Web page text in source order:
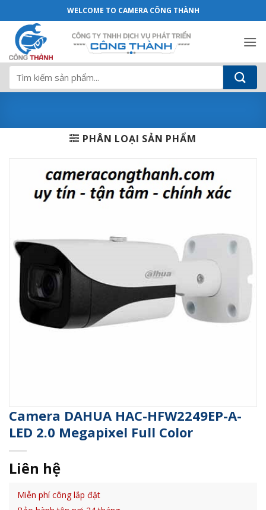
qua
dung
Camera DAHUA HAC-HFW2249EP-A-
WELCOME TO CAMERA CÔNG THÀNH
Tìm
kiếm:
PHÂN LOẠI SẢN PHẨM
Camera DAHUA HAC-HFW2249EP-A-
LED 2.0 Megapixel Full Color
Liên hệ
Miễn phí công lắp đặt